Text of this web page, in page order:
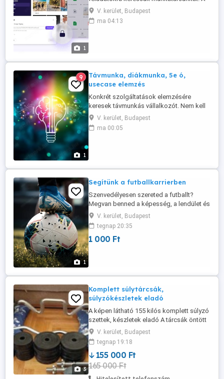
1
munkavégzés helye: távmunka Munkaidő:
heti 5 - 20 óra Fizetés: megállapodás,
szerződés szerint, hetente. Jelentkezés
...
V. kerület, Budapest
ma 04:13
1
9
Távmunka, diákmunka, 5e ó,
usecase elemzés
Konkrét szolgáltatások elemzésére
keresek távmunkás vállalkozót. Nem kell
számlaképesnek lenned, nem ez a
kulcskérdés. Célterület: magyar és
elsősorban angol nyelvterület. A
távmunka. Számítógép ...
V. kerület, Budapest
ma 00:05
1
Segítünk a futballkarrierben
Szenvedélyesen szereted a futballt?
Megvan benned a képesség, a lendület és
a csapatmunka ahhoz, hogy magas
szinten versenyezz? Szülő vagy, aki
szeretné szponzorálni gyermekedet a
futballkarrierbe? Ez a legjobb hely
V. kerület, Budapest
tegnap 20:35
1 000 Ft
3
Komplett súlytárcsák,
súlyzókészletek eladó
A képen látható 155 kilós komplett súlyzó
szettek, készletek eladó A tárcsák öntött
vasból van, többségük gumírozott, vagyis
otthoni használtra is alkalmas. 30 mm
átmerőjű típus. A kínálat a következőből
áll: * 4 db 10 kilós tárcsa (2 db
gumírozott), azaz 40 kg * 8 db 5 kilós
tárcsa (4 db gumírozott), ...
V. kerület, Budapest
tegnap 19:18
155 000 Ft
165 000 Ft